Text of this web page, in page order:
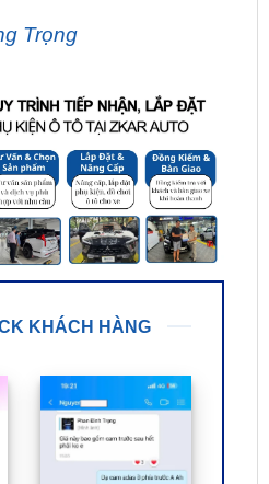
KHÁCH HÀNG